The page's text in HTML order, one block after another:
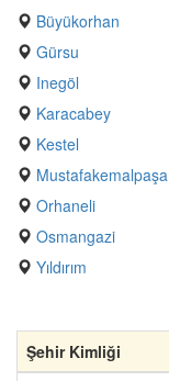
Büyükorhan
Gürsu
Inegöl
Karacabey
Kestel
Mustafakemalpaşa
Orhaneli
Osmangazi
Yıldırım
Şehir Kimliği